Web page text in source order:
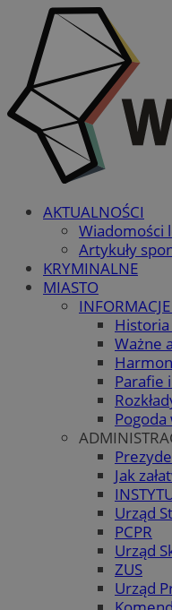
AKTUALNOŚCI
Wiadomości
Artykuły
KRYMINALNE
MIASTO
Ważne
Parafie
Pogoda
Jak
Urząd
PCPR
Urząd
ZUS
Urząd